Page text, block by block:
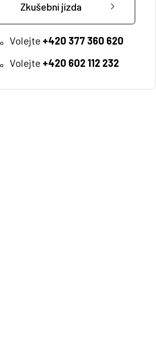
Zkušební jízda
Volejte +420 377 360 620
Volejte +420 602 112 232